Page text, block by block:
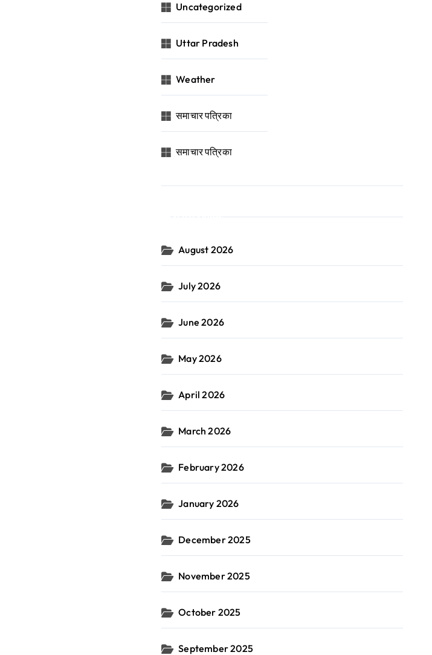
Uncategorized
Uttar Pradesh
Weather
समाचार पत्रिका
समाचार पत्रिका
August 2026
July 2026
June 2026
May 2026
April 2026
March 2026
February 2026
January 2026
December 2025
November 2025
October 2025
September 2025